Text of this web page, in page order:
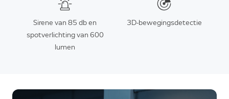
Sirene van 85 db en
spotverlichting van 600
lumen
3D-bewegingsdetectie